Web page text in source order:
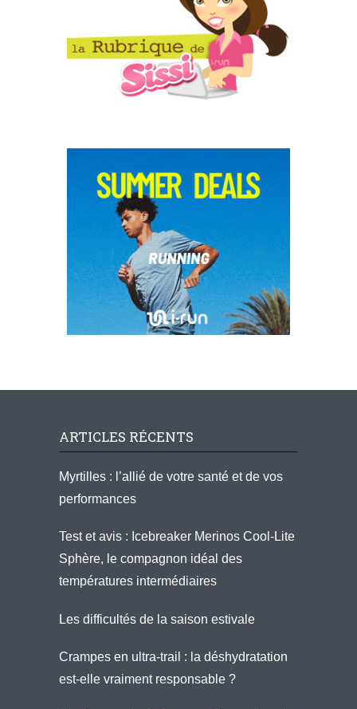
ARTICLES RÉCENTS
Myrtilles : l’allié de votre santé et de vos
performances
Test et avis : Icebreaker Merinos Cool-Lite
Sphère, le compagnon idéal des
températures intermédiaires
Les difficultés de la saison estivale
Crampes en ultra-trail : la déshydratation
est-elle vraiment responsable ?